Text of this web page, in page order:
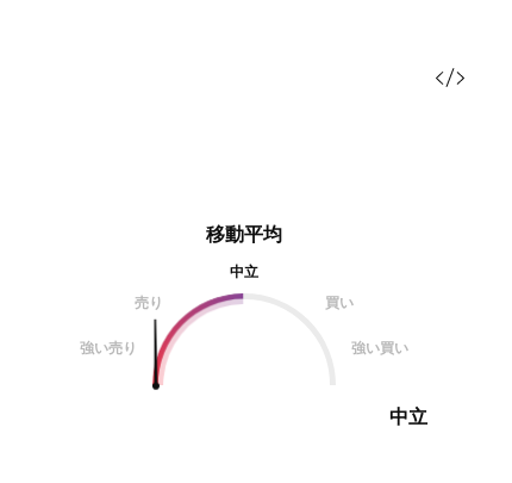
移動平均
中立
売り
買い
強い売り 強い買い
中立